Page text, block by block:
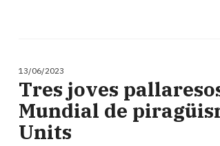
13/06/2023
Tres joves
Mundial de
Units